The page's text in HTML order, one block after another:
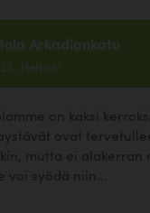
Arkadiankatu
, Helsinki
on kaksi
ovat
mutta ei alakerran
voi syödä niin...